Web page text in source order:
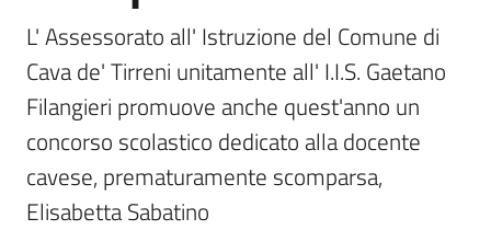
Vivere
Cava
de'
Tirreni
L' Assessorato all' Istruzione del Comune di
Cava de' Tirreni unitamente all' I.I.S. Gaetano
Filangieri promuove anche quest'anno un
concorso scolastico dedicato alla docente
cavese, prematuramente scomparsa,
Elisabetta Sabatino